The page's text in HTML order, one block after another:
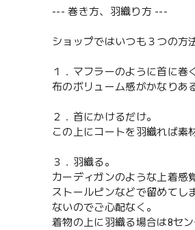
--- 巻き方、羽織り方 ---
ショップではいつも３つの方
１．マフラーのように首に巻
布のボリューム感がかなりあ
２．首にかけるだけ。
この上にコートを羽織れば素
３．羽織る。
カーディガンのような上着感
ストールピンなどで留めてし
ないのでご心配なく。
着物の上に羽織る場合は8セ